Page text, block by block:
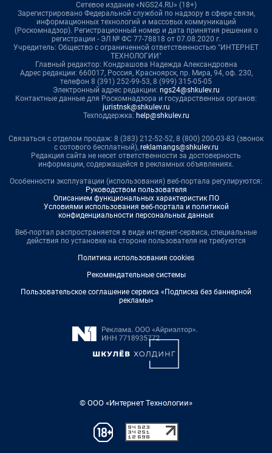
Сетевое издание «NGS24.RU» (18+)
Зарегистрировано Федеральной службой по надзору в сфере связи,
информационных технологий и массовых коммуникаций
(Роскомнадзор). Регистрационный номер и дата принятия решения о
регистрации - ЭЛ № ФС 77-78818 от 07.08.2020 г.
Учредитель: Общество с ограниченной ответственностью "ИНТЕРНЕТ
ТЕХНОЛОГИИ"
Главный редактор: Кондрашова Надежда Александровна
Адрес редакции: 660017, Россия, Красноярск, пр. Мира, 94, оф. 230,
телефон 8 (391) 252-99-53, 8 (999) 315-05-05
Электронный адрес редакции: ngs24@shkulev.ru
Контактные данные для Роскомнадзора и государственных органов:
juristnsk@shkulev.ru
Техподдержка: help@shkulev.ru
Связаться с отделом продаж: 8 (383) 212-52-52, 8 (800) 200-03-83 (звонок
с сотового бесплатный), reklamangs@shkulev.ru
Редакция сайта не несет ответственности за достоверность
информации, содержащейся в рекламных объявлениях.
Особенности эксплуатации (использования) веб-портала регулируются:
Руководством пользователя
Описанием функциональных характеристик ПО
Условиями использования веб-портала и политикой
конфиденциальности персональных данных
Веб-портал распространяется в виде интернет-сервиса, специальные
действия по установке на стороне пользователя не требуются
Политика использования cookies
Рекомендательные системы
Пользовательское соглашение сервиса «Подписка без баннерной
рекламы»
© ООО «Интернет Технологии»